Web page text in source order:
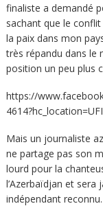
finaliste a demandé
sachant que le
la paix dans mon
très répandu dans le
position un peu plus
https://
4614?hc_location=UFI
Mais un journaliste
ne partage pas son
lourd pour la
l’Azerbaïdjan et sera
indépendant